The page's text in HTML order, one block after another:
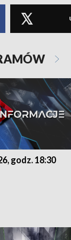
godz. 18:30